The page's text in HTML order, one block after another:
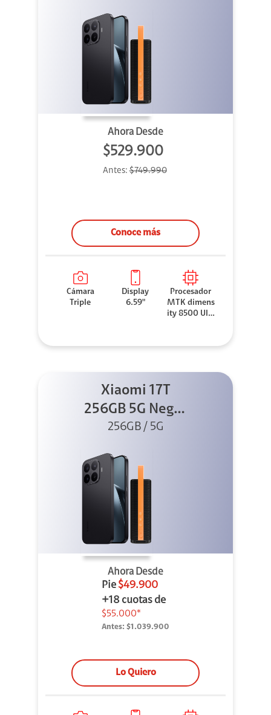
Ahora Desde
$529.900
Antes:$749.990
Conoce más
Cámara
Triple
Display
6.59"
Procesador
MTK dimens
ity 8500 Ultr
Xiaomi 17T
256GB 5G Negro
+ Sound
256GB / 5G
Ahora Desde
Pie $49.900
+18 cuotas de
$55.000*
Antes: $1.039.900
Lo Quiero